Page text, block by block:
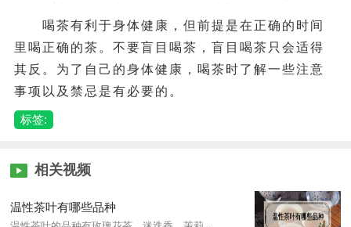
喝茶有利于身体健康，但前提是在正确的时间
里喝正确的茶。不要盲目喝茶，盲目喝茶只会适得
其反。为了自己的身体健康，喝茶时了解一些注意
事项以及禁忌是有必要的。
标签:
相关视频
温性茶叶有哪些品种